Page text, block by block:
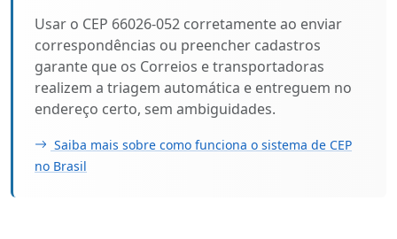
Usar o CEP 66026-052 corretamente ao enviar
correspondências ou preencher cadastros
garante que os Correios e transportadoras
realizem a triagem automática e entreguem no
endereço certo, sem ambiguidades.
Saiba mais sobre como funciona o sistema de CEP
no Brasil